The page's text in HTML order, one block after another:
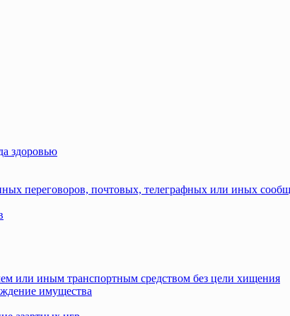
здоровью
переговоров, почтовых, телеграфных или иных
или иным транспортным средством без цели хищения
имущества